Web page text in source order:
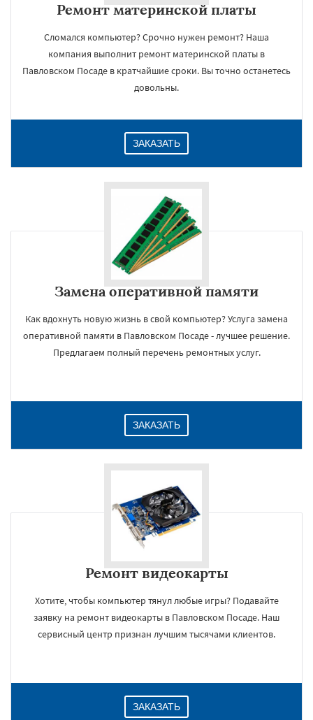
Ремонт материнской платы
Сломался компьютер? Срочно нужен ремонт? Наша
компания выполнит ремонт материнской платы в
Павловском Посаде в кратчайшие сроки. Вы точно останетесь
довольны.
ЗАКАЗАТЬ
Замена оперативной памяти
Как вдохнуть новую жизнь в свой компьютер? Услуга замена
оперативной памяти в Павловском Посаде - лучшее решение.
Предлагаем полный перечень ремонтных услуг.
ЗАКАЗАТЬ
Ремонт видеокарты
Хотите, чтобы компьютер тянул любые игры? Подавайте
заявку на ремонт видеокарты в Павловском Посаде. Наш
сервисный центр признан лучшим тысячами клиентов.
ЗАКАЗАТЬ